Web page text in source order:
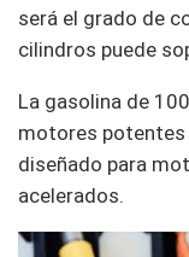
será el grado de
cilindros puede
La gasolina de
motores potentes
diseñado para
acelerados.